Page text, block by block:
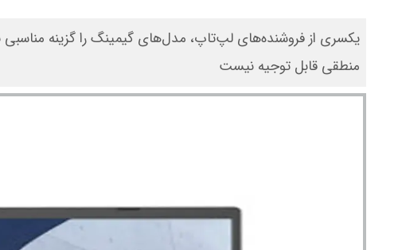
یکسری از فروشنده‌های لپ‌تاپ، مدل‌های گیمینگ را گزینه
منطقی قابل توجیه نیست